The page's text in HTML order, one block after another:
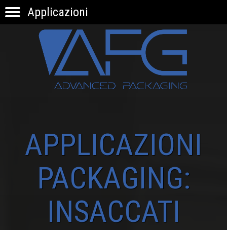
PRODOTTI
APPLICAZIONI
KNOW-HOW
INNOVAZIONE
CONTATTI
Applicazioni
APPLICAZIONI
PACKAGING:
INSACCATI